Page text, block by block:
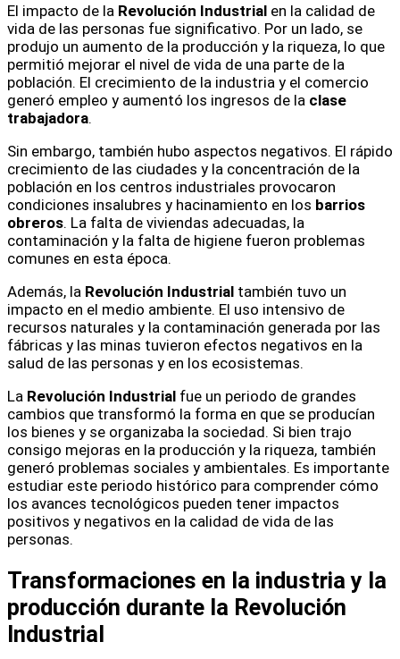
El impacto de la Revolución Industrial en la calidad de
vida de las personas fue significativo. Por un lado, se
produjo un aumento de la producción y la riqueza, lo que
permitió mejorar el nivel de vida de una parte de la
población. El crecimiento de la industria y el comercio
generó empleo y aumentó los ingresos de la clase
trabajadora.
Sin embargo, también hubo aspectos negativos. El rápido
crecimiento de las ciudades y la concentración de la
población en los centros industriales provocaron
condiciones insalubres y hacinamiento en los barrios
obreros. La falta de viviendas adecuadas, la
contaminación y la falta de higiene fueron problemas
comunes en esta época.
Además, la Revolución Industrial también tuvo un
impacto en el medio ambiente. El uso intensivo de
recursos naturales y la contaminación generada por las
fábricas y las minas tuvieron efectos negativos en la
salud de las personas y en los ecosistemas.
La Revolución Industrial fue un periodo de grandes
cambios que transformó la forma en que se producían
los bienes y se organizaba la sociedad. Si bien trajo
consigo mejoras en la producción y la riqueza, también
generó problemas sociales y ambientales. Es importante
estudiar este periodo histórico para comprender cómo
los avances tecnológicos pueden tener impactos
positivos y negativos en la calidad de vida de las
personas.
Transformaciones en la industria y la
producción durante la Revolución
Industrial